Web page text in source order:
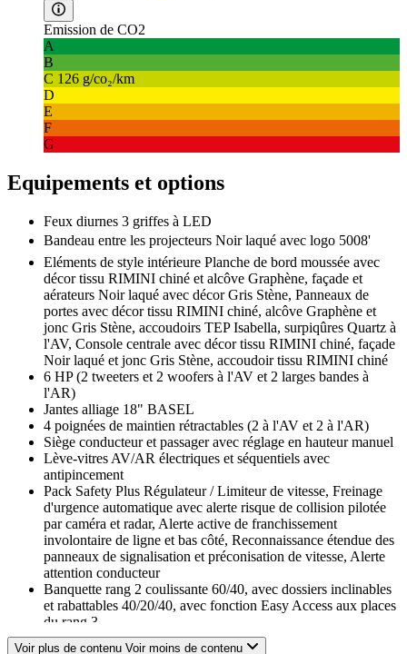
Emission de CO2
A
B
C 126 g/co₂/km
D
E
F
G
Equipements et options
Feux diurnes 3 griffes à LED
Bandeau entre les projecteurs Noir laqué avec logo 5008'
Eléments de style intérieure Planche de bord moussée avec
décor tissu RIMINI chiné et alcôve Graphène, façade et
aérateurs Noir laqué avec décor Gris Stène, Panneaux de
portes avec décor tissu RIMINI chiné, alcôve Graphène et
jonc Gris Stène, accoudoirs TEP Isabella, surpiqûres Quartz à
l'AV, Console centrale avec décor tissu RIMINI chiné, façade
Noir laqué et jonc Gris Stène, accoudoir tissu RIMINI chiné
6 HP (2 tweeters et 2 woofers à l'AV et 2 larges bandes à
l'AR)
Jantes alliage 18" BASEL
4 poignées de maintien rétractables (2 à l'AV et 2 à l'AR)
Siège conducteur et passager avec réglage en hauteur manuel
Lève-vitres AV/AR électriques et séquentiels avec
antipincement
Pack Safety Plus Régulateur / Limiteur de vitesse, Freinage
d'urgence automatique avec alerte risque de collision pilotée
par caméra et radar, Alerte active de franchissement
involontaire de ligne et bas côté, Reconnaissance étendue des
panneaux de signalisation et préconisation de vitesse, Alerte
attention conducteur
Banquette rang 2 coulissante 60/40, avec dossiers inclinables
et rabattables 40/20/40, avec fonction Easy Access aux places
du rang 3
PEUGEOTConnect One Fonctionnalités principales à bord
Voir plus de contenu Voir moins de contenu